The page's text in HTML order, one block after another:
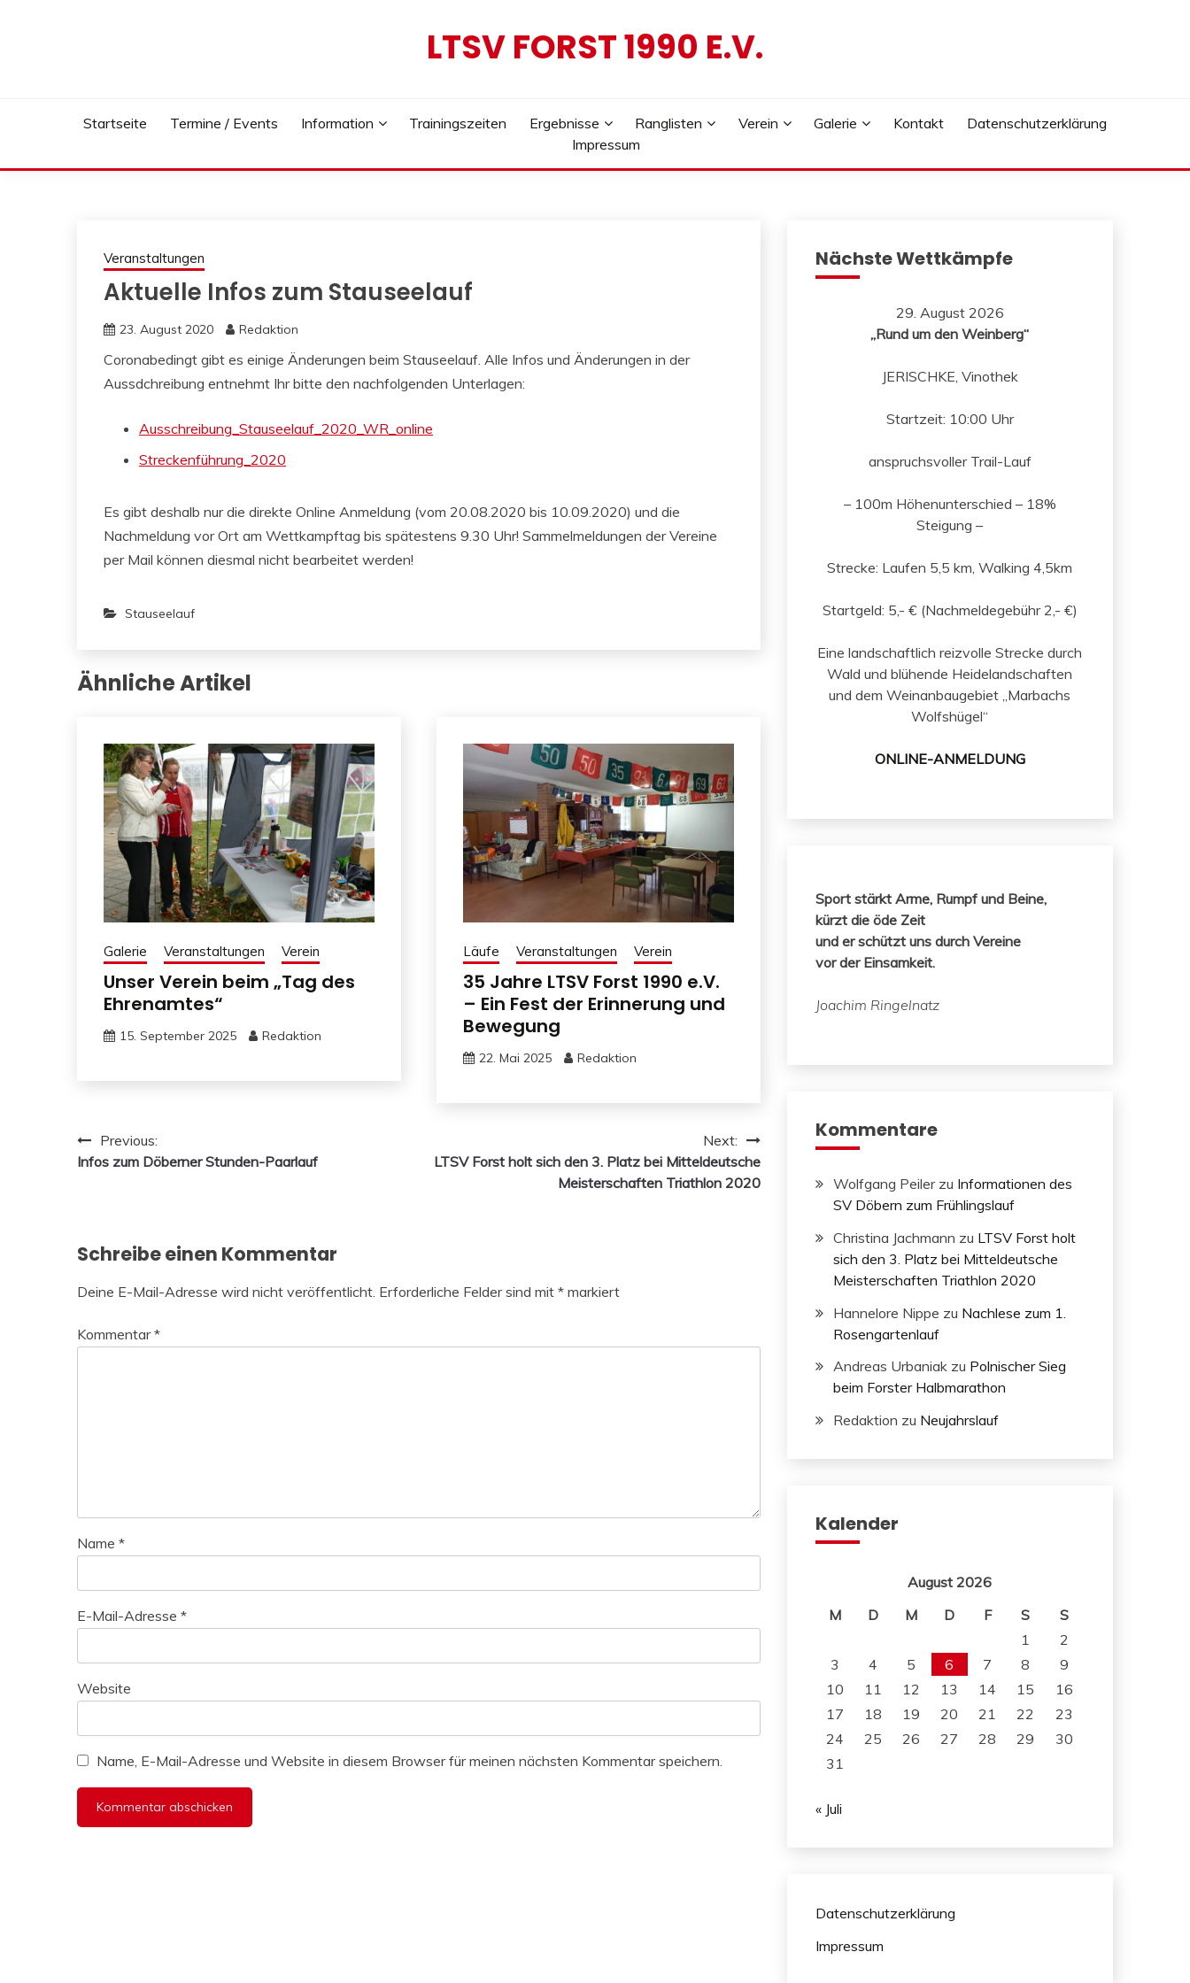
LTSV FORST 1990 E.V.
Startseite Termine / Events Information Trainingszeiten Ergebnisse Ranglisten Verein Galerie Kontakt
Datenschutzerklärung
Impressum
Veranstaltungen
Aktuelle Infos zum Stauseelauf
23. August 2020 Redaktion
Coronabedingt gibt es einige Änderungen beim Stauseelauf. Alle Infos und Änderungen in der
Aussdchreibung entnehmt Ihr bitte den nachfolgenden Unterlagen:
Ausschreibung_Stauseelauf_2020_WR_online
Streckenführung_2020
Es gibt deshalb nur die direkte Online Anmeldung (vom 20.08.2020 bis 10.09.2020) und die
Nachmeldung vor Ort am Wettkampftag bis spätestens 9.30 Uhr! Sammelmeldungen der Vereine
per Mail können diesmal nicht bearbeitet werden!
Stauseelauf
Ähnliche Artikel
Galerie Veranstaltungen Verein
Unser Verein beim „Tag des
Ehrenamtes“
15. September 2025 Redaktion
Läufe Veranstaltungen Verein
35 Jahre LTSV Forst 1990 e.V.
– Ein Fest der Erinnerung und
Bewegung
22. Mai 2025 Redaktion
Beitragsnavigation
Previous:
Infos zum Döberner Stunden-Paarlauf
Next:
LTSV Forst holt sich den 3. Platz bei Mitteldeutsche
Meisterschaften Triathlon 2020
Schreibe einen Kommentar
Deine E-Mail-Adresse wird nicht veröffentlicht. Erforderliche Felder sind mit * markiert
Kommentar*
Name *
E-Mail-Adresse *
Website
Name, E-Mail-Adresse und Website in diesem Browser für meinen nächsten Kommentar speichern.
Nächste Wettkämpfe
29. August 2026
„Rund um den Weinberg“
JERISCHKE, Vinothek
Startzeit: 10:00 Uhr
anspruchsvoller Trail-Lauf
– 100m Höhenunterschied – 18%
Steigung –
Strecke: Laufen 5,5 km, Walking 4,5km
Startgeld: 5,- € (Nachmeldegebühr 2,- €)
Eine landschaftlich reizvolle Strecke durch
Wald und blühende Heidelandschaften
und dem Weinanbaugebiet „Marbachs
Wolfshügel“
ONLINE-ANMELDUNG
Sport stärkt Arme, Rumpf und Beine,
kürzt die öde Zeit
und er schützt uns durch Vereine
vor der Einsamkeit.
Joachim Ringelnatz
Kommentare
Wolfgang Peilerzu Informationen des
SV Döbern zum Frühlingslauf
Christina Jachmann zu LTSV Forst holt
sich den 3. Platz bei Mitteldeutsche
Meisterschaften Triathlon 2020
Hannelore Nippe zu Nachlese zum 1.
Rosengartenlauf
Andreas Urbaniakzu Polnischer Sieg
beim Forster Halbmarathon
Redaktion zu Neujahrslauf
Kalender
August 2026
M
D M D F S
S
1
2
3
4 5 6 7 8
9
10
11 12 13 14 15
16
17
18 19 20 21 22
23
24
25 26 27 28 29
30
31
« Juli
Datenschutzerklärung
Impressum